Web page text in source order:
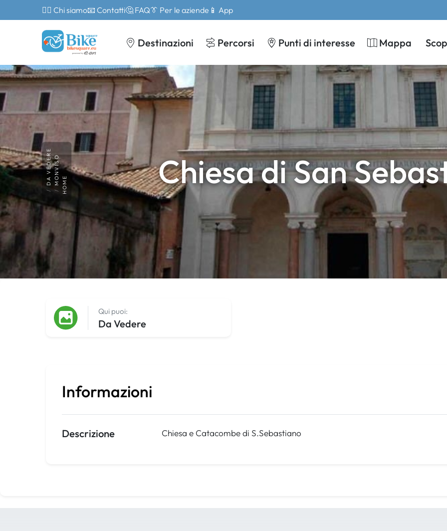
🙎‍♂️ Chi siamo📧 Contatti🤔 FAQ👔 Per le aziende 📱 App
Destinazioni Percorsi Punti di interesse Mappa
Chiesa di San
HOME
MONVISO
DA VEDERE
Qui puoi:
Da Vedere
Informazioni
Descrizione Chiesa e Catacombe di S.Sebastiano